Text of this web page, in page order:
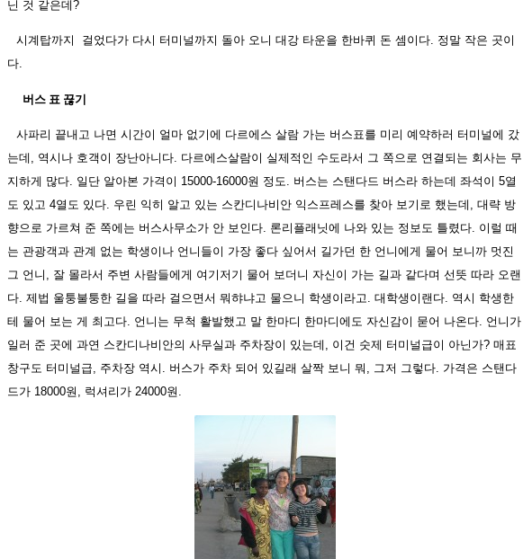
닌 것 같은데?
시계탑까지 걸었다가 다시 터미널까지 돌아 오니 대강 타운을 한바퀴 돈 셈이다. 정말 작은 곳이
다.
버스 표 끊기
사파리 끝내고 나면 시간이 얼마 없기에 다르에스 살람 가는 버스표를 미리 예약하러 터미널에 갔
는데, 역시나 호객이 장난아니다. 다르에스살람이 실제적인 수도라서 그 쪽으로 연결되는 회사는 무
지하게 많다. 일단 알아본 가격이 15000-16000원 정도. 버스는 스탠다드 버스라 하는데 좌석이 5열
도 있고 4열도 있다. 우린 익히 알고 있는 스칸디나비안 익스프레스를 찾아 보기로 했는데, 대략 방
향으로 가르쳐 준 쪽에는 버스사무소가 안 보인다. 론리플래닛에 나와 있는 정보도 틀렸다. 이럴 때
는 관광객과 관계 없는 학생이나 언니들이 가장 좋다 싶어서 길가던 한 언니에게 물어 보니까 멋진
그 언니, 잘 몰라서 주변 사람들에게 여기저기 물어 보더니 자신이 가는 길과 같다며 선뜻 따라 오랜
다. 제법 울퉁불퉁한 길을 따라 걸으면서 뭐햐냐고 물으니 학생이라고. 대학생이랜다. 역시 학생한
테 물어 보는 게 최고다. 언니는 무척 활발했고 말 한마디 한마디에도 자신감이 묻어 나온다. 언니가
일러 준 곳에 과연 스칸디나비안의 사무실과 주차장이 있는데, 이건 숫제 터미널급이 아닌가? 매표
창구도 터미널급, 주차장 역시. 버스가 주차 되어 있길래 살짝 보니 뭐, 그저 그렇다. 가격은 스탠다
드가 18000원, 럭셔리가 24000원.